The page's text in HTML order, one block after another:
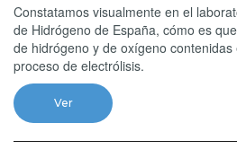
Constatamos visualmente en el
de Hidrógeno de España, cómo es
de hidrógeno y de oxígeno
proceso de electrólisis.
Ver